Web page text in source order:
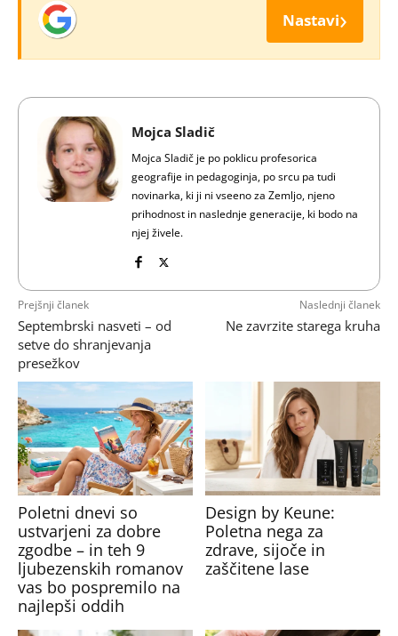
Nastavi›
Mojca Sladič
Mojca Sladič je po poklicu profesorica
geografije in pedagoginja, po srcu pa tudi
novinarka, ki ji ni vseeno za Zemljo, njeno
prihodnost in naslednje generacije, ki bodo na
njej živele.
Prejšnji članek
Septembrski nasveti – od
setve do shranjevanja
presežkov
Naslednji članek
Ne zavrzite starega kruha
Poletni dnevi so
ustvarjeni za dobre
zgodbe – in teh 9
ljubezenskih romanov
vas bo pospremilo na
najlepši oddih
Design by Keune:
Poletna nega za
zdrave, sijoče in
zaščitene lase